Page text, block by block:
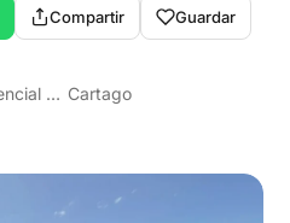
Compartir Guardar
Club Residencial SantaFé Cartago